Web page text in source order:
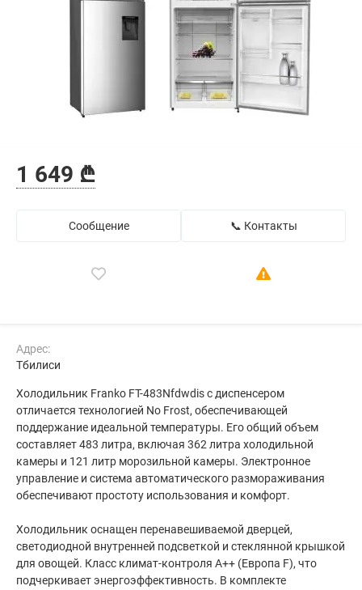
1 649 ₾
Сообщение 📞 Контакты
Адрес:
Тбилиси
Холодильник Franko FT-483Nfdwdis с диспенсером
отличается технологией No Frost, обеспечивающей
поддержание идеальной температуры. Его общий объем
составляет 483 литра, включая 362 литра холодильной
камеры и 121 литр морозильной камеры. Электронное
управление и система автоматического размораживания
обеспечивают простоту использования и комфорт.
Холодильник оснащен перенавешиваемой дверцей,
светодиодной внутренней подсветкой и стеклянной крышкой
для овощей. Класс климат-контроля A++ (Европа F), что
подчеркивает энергоэффективность. В комплекте